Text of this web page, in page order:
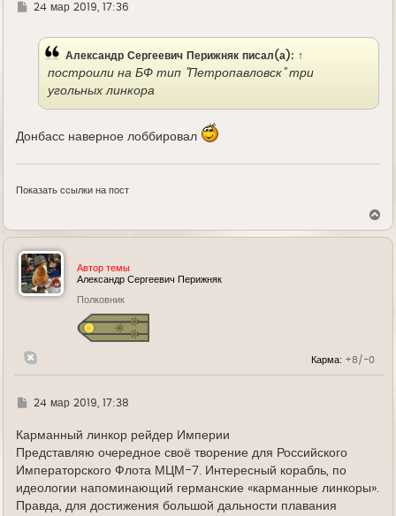
Г24 мар 2019, 17:36
Александр Сергеевич Перижняк писал(а): ↑
построили на БФ тип "Петропавловск" три
угольных линкора
Донбасс наверное лоббировал
Показать ссылки на пост
р
а
Автор темы
Александр Сергеевич Перижняк
Полковник
Карма: +8/-0
Г24 мар 2019, 17:38
Карманный линкор рейдер Империи
Представляю очередное своё творение для Российского
Императорского Флота МЦМ-7. Интересный корабль, по
идеологии напоминающий германские «карманные линкоры».
Правда, для достижения большой дальности плавания